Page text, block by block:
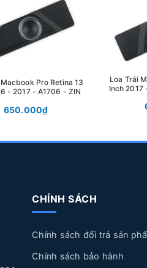
Pro Retina 13
- 2017 - A1706 - ZIN
650.000₫
Loa Trái
Inch 2017
CHÍNH SÁCH
Chính sách đổi trả sản
Chính sách bảo hành